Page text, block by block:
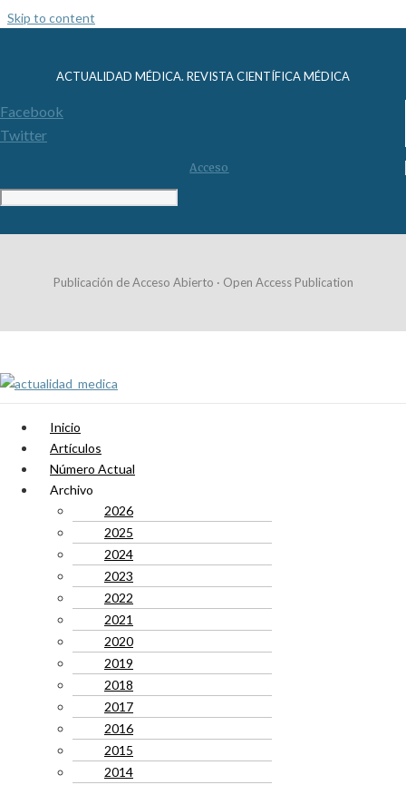
Skip to content
ACTUALIDAD MÉDICA. REVISTA CIENTÍFICA MÉDICA
Facebook
Twitter
Acceso
Publicación de Acceso Abierto · Open Access Publication
Inicio
Artículos
Número Actual
Archivo
2026
2025
2024
2023
2022
2021
2020
2019
2018
2017
2016
2015
2014